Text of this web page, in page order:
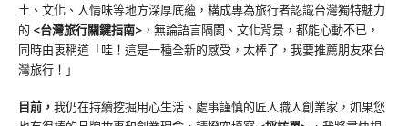
土、文化、人情味等地方深厚底蘊，構成專為旅行者認識台灣獨特魅力
的 <台灣旅行關鍵指南> ，無論語言隔閡、文化背景，都能心動不已，
同時由衷稱道「哇！這是一種全新的感受，太棒了，我要推薦朋友來台
灣旅行！」
目前， 我仍在持續挖掘用心生活、處事謹慎的匠人職人創業家，如果您